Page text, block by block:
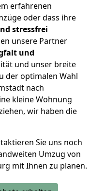
erfahrenen
oder dass ihre
stressfrei
unsere Partner
und
und unser breite
der optimalen Wahl
nach
kleine Wohnung
wir haben die
Sie uns noch
Umzug von
mit Ihnen zu planen.